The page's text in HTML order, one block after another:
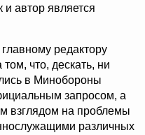
и автор является
главному редактору
что, дескать, ни
в Минобороны
запросом, а
взглядом на проблемы
различных